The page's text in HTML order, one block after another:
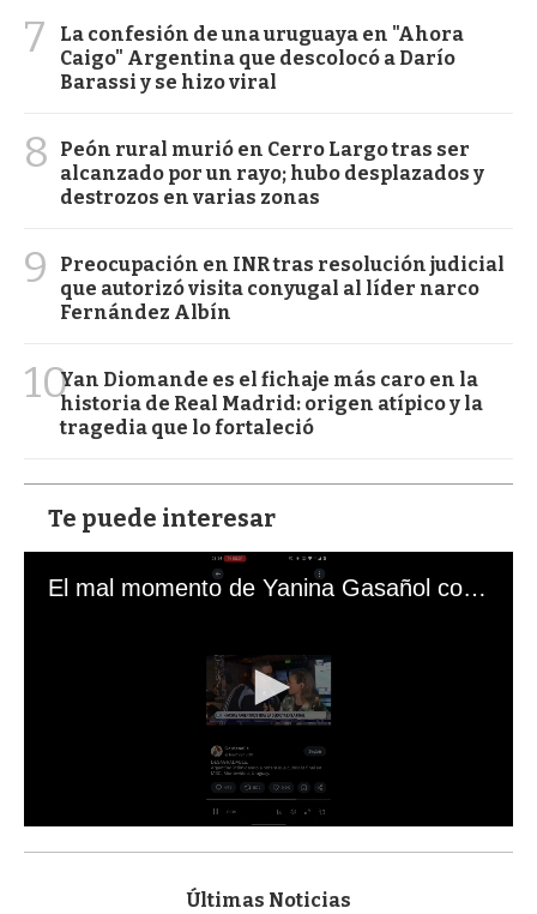
7
La confesión de una uruguaya en "Ahora
Caigo" Argentina que descolocó a Darío
Barassi y se hizo viral
8
Peón rural murió en Cerro Largo tras ser
alcanzado por un rayo; hubo desplazados y
destrozos en varias zonas
9
Preocupación en INR tras resolución judicial
que autorizó visita conyugal al líder narco
Fernández Albín
10Yan Diomande es el fichaje más caro en la
historia de Real Madrid: origen atípico y la
tragedia que lo fortaleció
Te puede interesar
El mal momento de Yanina Gasañol con un hincha argentino en "Subrayado"
s
Últimas Noticias